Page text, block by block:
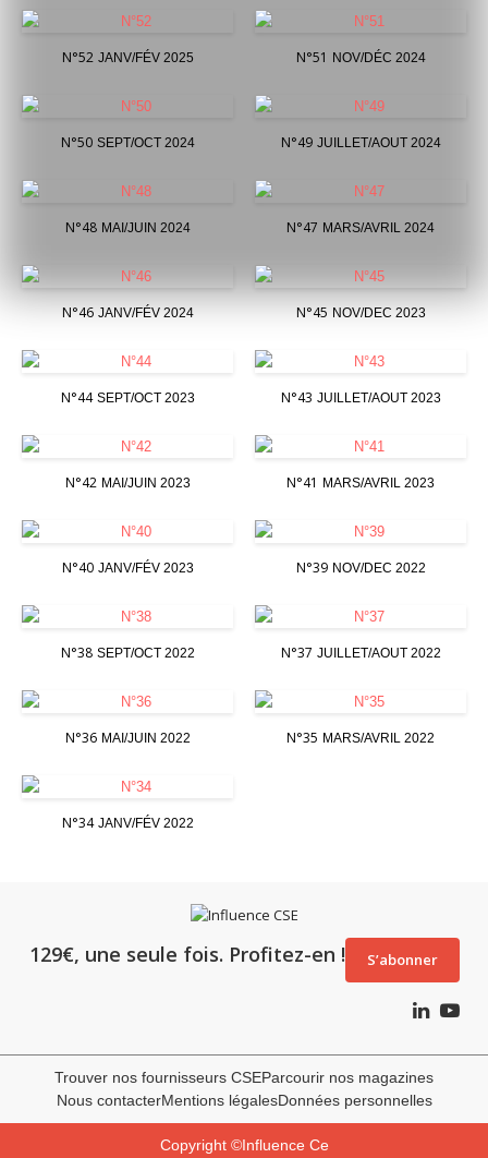
N°52 JANV/FÉV 2025 N°51 NOV/DÉC 2024
N°50 SEPT/OCT 2024 N°49 JUILLET/AOUT 2024
N°48 MAI/JUIN 2024 N°47 MARS/AVRIL 2024
N°46 JANV/FÉV 2024 N°45 NOV/DEC 2023
N°44 SEPT/OCT 2023 N°43 JUILLET/AOUT 2023
N°42 MAI/JUIN 2023 N°41 MARS/AVRIL 2023
N°40 JANV/FÉV 2023 N°39 NOV/DEC 2022
N°38 SEPT/OCT 2022 N°37 JUILLET/AOUT 2022
N°36 MAI/JUIN 2022 N°35 MARS/AVRIL 2022
N°34 JANV/FÉV 2022
129€, une seule fois. Profitez-en ! S’abonner
Trouver nos fournisseurs CSEParcourir nos magazines
Nous contacterMentions légalesDonnées personnelles
Copyright ©Influence Ce